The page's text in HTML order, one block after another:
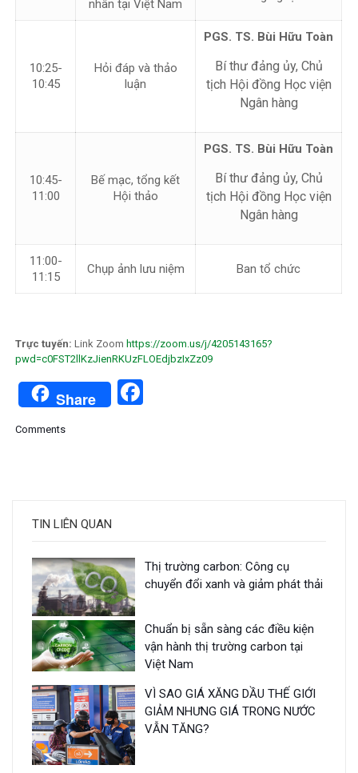
nhân tại Việt Nam
10:25-
10:45
Hỏi đáp và thảo
luận
PGS. TS. Bùi Hữu Toàn
Bí thư đảng ủy, Chủ
tịch Hội đồng Học viện
Ngân hàng
10:45-
11:00
Bế mạc, tổng kết
Hội thảo
PGS. TS. Bùi Hữu Toàn
Bí thư đảng ủy, Chủ
tịch Hội đồng Học viện
Ngân hàng
11:00-
11:15
Chụp ảnh lưu niệm Ban tổ chức
Trực tuyến:Link Zoom https://zoom.us/j/4205143165?
pwd=c0FST2llKzJienRKUzFLOEdjbzIxZz09
Share
Comments
TIN LIÊN QUAN
Thị trường carbon: Công cụ
chuyển đổi xanh và giảm phát thải
Chuẩn bị sẵn sàng các điều kiện
vận hành thị trường carbon tại
Việt Nam
VÌ SAO GIÁ XĂNG DẦU THẾ GIỚI
GIẢM NHƯNG GIÁ TRONG NƯỚC
VẪN TĂNG?